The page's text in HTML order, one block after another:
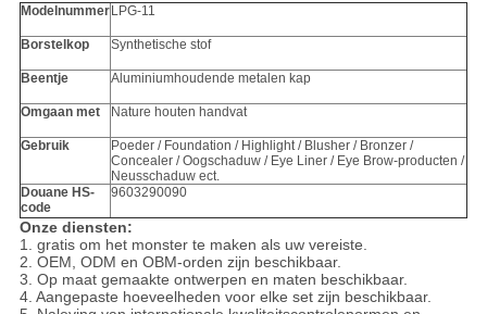
Modelnummer LPG-11
Borstelkop Synthetische stof
Beentje Aluminiumhoudende metalen kap
Omgaan met Nature houten handvat
Gebruik
Poeder / Foundation / Highlight / Blusher / Bronzer /
Concealer / Oogschaduw / Eye Liner / Eye Brow-producten /
Neusschaduw ect.
Douane HS-
code
9603290090
Onze diensten:
1. gratis om het monster te maken als uw vereiste.
2. OEM, ODM en OBM-orden zijn beschikbaar.
3. Op maat gemaakte ontwerpen en maten beschikbaar.
4. Aangepaste hoeveelheden voor elke set zijn beschikbaar.